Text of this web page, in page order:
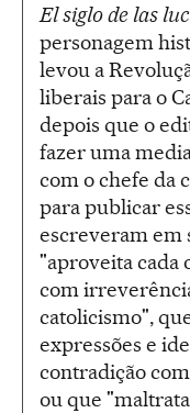
El siglo de las
personagem
levou a
liberais para o
depois que o
fazer uma
com o chefe da
para publicar
escreveram em
"aproveita cada
com
catolicismo",
expressões e
contradição
ou que